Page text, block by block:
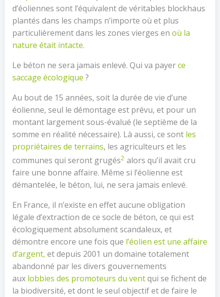
d’éoliennes sont l’équivalent de véritables blockhaus
plantés dans les champs n’importe où et plus
particulièrement dans les zones vierges en où la
nature était intacte.
Le béton ne sera jamais enlevé. Qui va payerce
saccage écologique ?
Au bout de 15 années, soit la durée de vie d’une
éolienne, seul le démontage est prévu, et pour un
montant largement sous-évalué (le septième de la
somme en réalité nécessaire). Là aussi, ce sont les
propriétaires de terrains, les agriculteurs et les
communes qui seront grugés2 alors qu’il avait cru
faire une bonne affaire. Même si l’éolienne est
démantelée, le béton, lui, ne sera jamais enlevé.
En France, il n’existe en effet aucune obligation
légale d’extraction de ce socle de béton, ce qui est
écologiquement absolument scandaleux, et
démontre encore une fois que l’éolien est une affaire
d’argent, et depuis 2001 un domaine totalement
abandonné par les divers gouvernements
aux lobbies des promoteurs du ventqui se fichent de
la biodiversité, et dont le seul objectif et de faire le